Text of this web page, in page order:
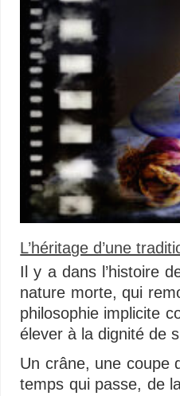
L’héritage d’une
Il y a dans l’histoire
nature morte, qui
philosophie implicite
élever à la dignité de
Un crâne, une coupe
temps qui passe, de